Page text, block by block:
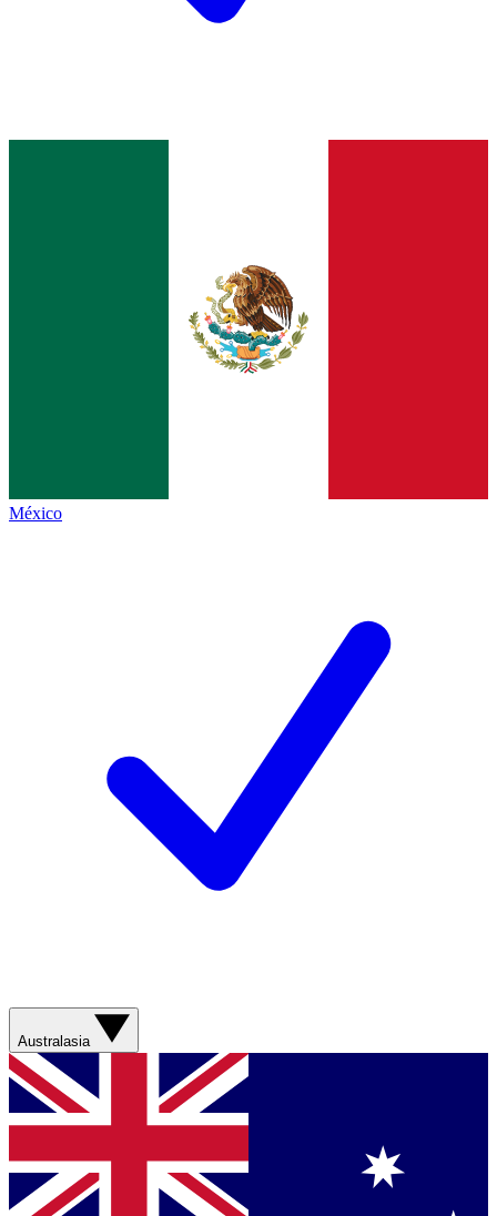
México
Australasia